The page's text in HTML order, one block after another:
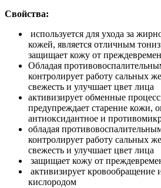
Свойства:
используется для ухода за
кожей, является отличным
защищает кожу от
Обладая
контролирует работу сальных
свежесть и улучшает цвет лица
активизирует обменные
предупреждает старение кожи,
антиоксидантное и
обладая
контролирует работу сальных
свежесть и улучшает цвет лица
защищает кожу от
активизирует
кислородом